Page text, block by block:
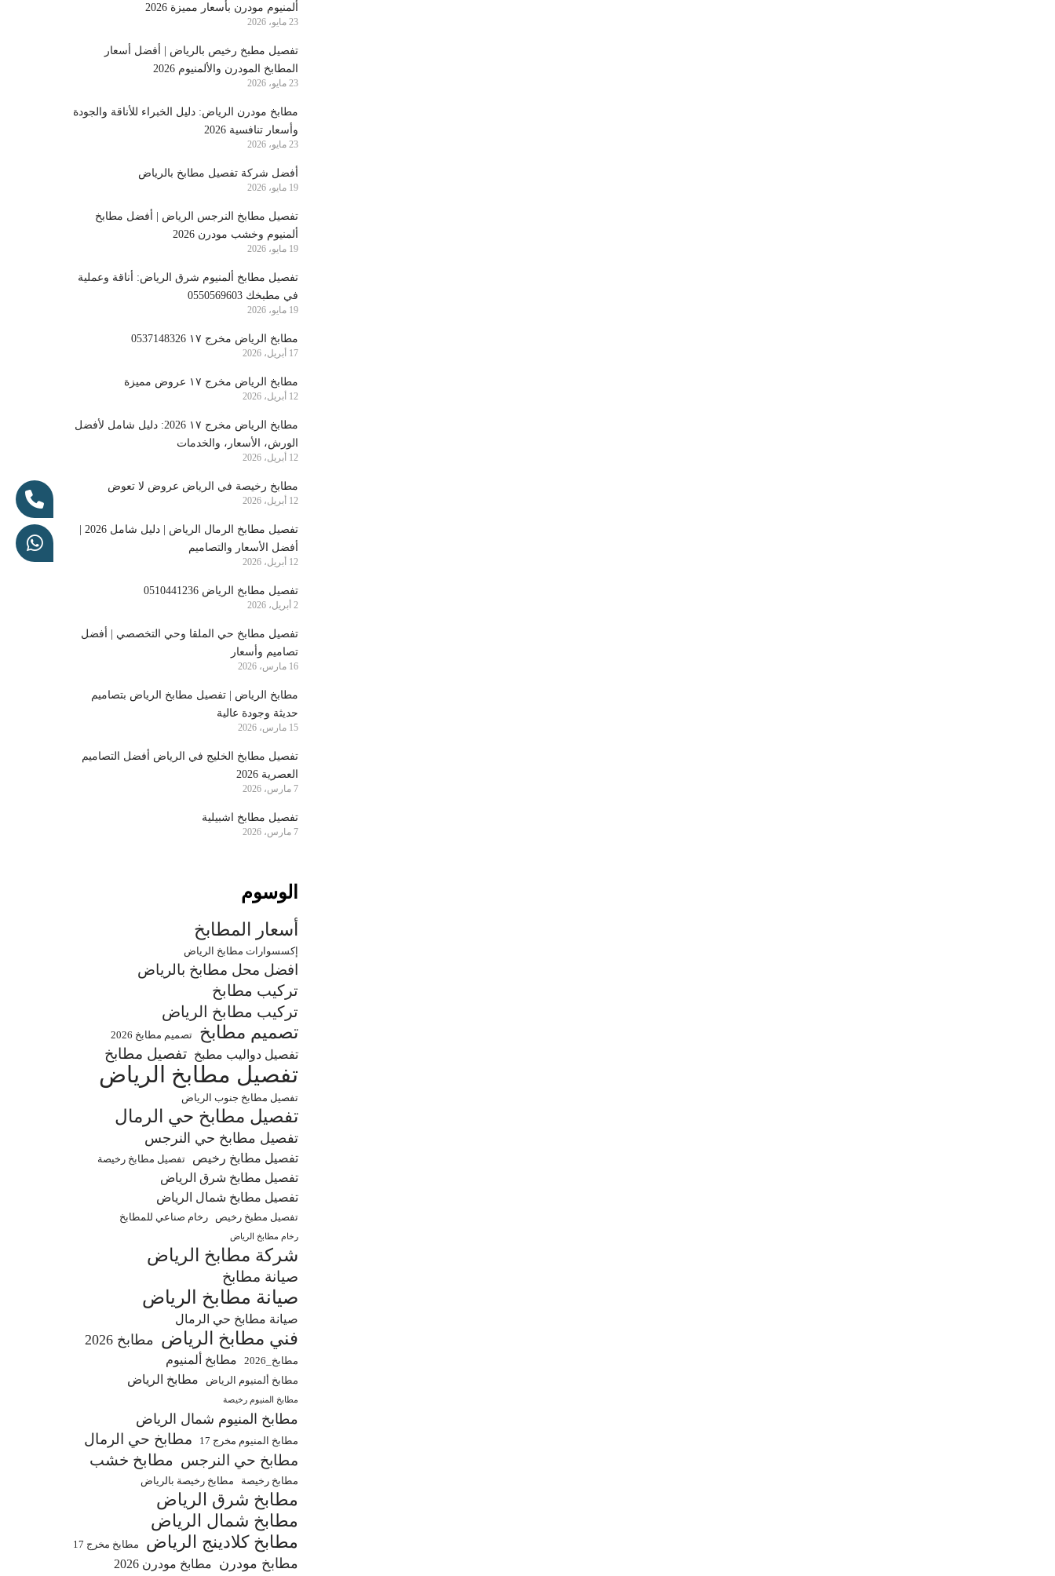
ألمنيوم مودرن بأسعار مميزة 2026
23 مايو، 2026
تفصيل مطبخ رخيص بالرياض | أفضل أسعار
المطابخ المودرن والألمنيوم 2026
23 مايو، 2026
مطابخ مودرن الرياض: دليل الخبراء للأناقة والجودة
وأسعار تنافسية 2026
23 مايو، 2026
أفضل شركة تفصيل مطابخ بالرياض
19 مايو، 2026
تفصيل مطابخ النرجس الرياض | أفضل مطابخ
ألمنيوم وخشب مودرن 2026
19 مايو، 2026
تفصيل مطابخ ألمنيوم شرق الرياض: أناقة وعملية
في مطبخك 0550569603
19 مايو، 2026
مطابخ الرياض مخرج ١٧ 0537148326
17 أبريل، 2026
مطابخ الرياض مخرج ١٧ عروض مميزة
12 أبريل، 2026
مطابخ الرياض مخرج ١٧ 2026: دليل شامل لأفضل
الورش، الأسعار، والخدمات
12 أبريل، 2026
مطابخ رخيصة في الرياض عروض لا تعوض
12 أبريل، 2026
أفضل الأسعار والتصاميم
12 أبريل، 2026
تفصيل مطابخ الرياض 0510441236
2 أبريل، 2026
تفصيل مطابخ حي الملقا وحي التخصصي | أفضل
تصاميم وأسعار
16 مارس، 2026
مطابخ الرياض | تفصيل مطابخ الرياض بتصاميم
حديثة وجودة عالية
15 مارس، 2026
تفصيل مطابخ الخليج في الرياض أفضل التصاميم
العصرية 2026
7 مارس، 2026
تفصيل مطابخ اشبيلية
7 مارس، 2026
الوسوم
أسعار المطابخ
إكسسوارات مطابخ الرياض
افضل محل مطابخ بالرياض
تركيب مطابخ
تركيب مطابخ الرياض
تصميم مطابخ تصميم مطابخ 2026
تفصيل دواليب مطبخ تفصيل مطابخ
تفصيل مطابخ الرياض
تفصيل مطابخ جنوب الرياض
تفصيل مطابخ حي الرمال
تفصيل مطابخ حي النرجس
تفصيل مطابخ رخيص تفصيل مطابخ رخيصة
تفصيل مطابخ شرق الرياض
تفصيل مطابخ شمال الرياض
تفصيل مطبخ رخيص رخام صناعي للمطابخ
رخام مطابخ الرياض
شركة مطابخ الرياض
صيانة مطابخ
صيانة مطابخ الرياض
صيانة مطابخ حي الرمال
فني مطابخ الرياض مطابخ 2026
مطابخ_2026 مطابخ ألمنيوم
مطابخ ألمنيوم الرياض مطابخ الرياض
مطابخ المنيوم رخيصة
مطابخ المنيوم شمال الرياض
مطابخ المنيوم مخرج 17
مطابخ حي الرمال
مطابخ حي النرجس مطابخ خشب
مطابخ رخيصة مطابخ رخيصة بالرياض
مطابخ شرق الرياض
مطابخ شمال الرياض
مطابخ كلادينج الرياض
مطابخ مخرج 17
مطابخ مودرن مطابخ مودرن 2026